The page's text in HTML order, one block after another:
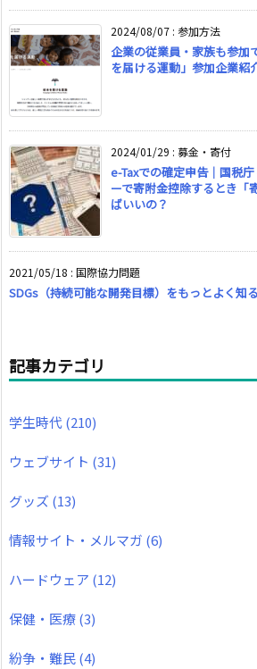
2024/08/07 : 参加方法
企業の従業員・家族も参加
を届ける運動」参加企業紹
2024/01/29 : 募金・寄付
e-Taxでの確定申告｜国税
ーで寄附金控除するとき「
ばいいの？
2021/05/18 : 国際協力問題
SDGs（持続可能な開発目標）をもっとよく知
記事カテゴリ
学生時代(210)
ウェブサイト (31)
グッズ (13)
情報サイト・メルマガ (6)
ハードウェア (12)
保健・医療(3)
紛争・難民(4)